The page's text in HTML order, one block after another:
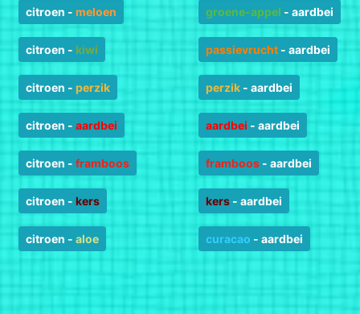
citroen - meloen
citroen - kiwi
citroen - perzik
citroen - aardbei
citroen - framboos
citroen - kers
citroen - aloe
groene-appel - aardbei
passievrucht - aardbei
perzik - aardbei
aardbei - aardbei
framboos - aardbei
kers - aardbei
curacao - aardbei